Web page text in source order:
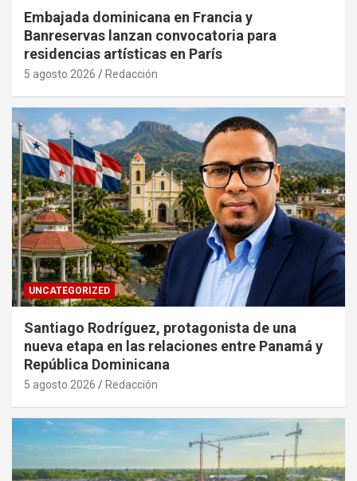
Embajada dominicana en Francia y
Banreservas lanzan convocatoria para
residencias artísticas en París
5 agosto 2026 Redacción
UNCATEGORIZED
Santiago Rodríguez, protagonista de una
nueva etapa en las relaciones entre Panamá y
República Dominicana
5 agosto 2026 Redacción